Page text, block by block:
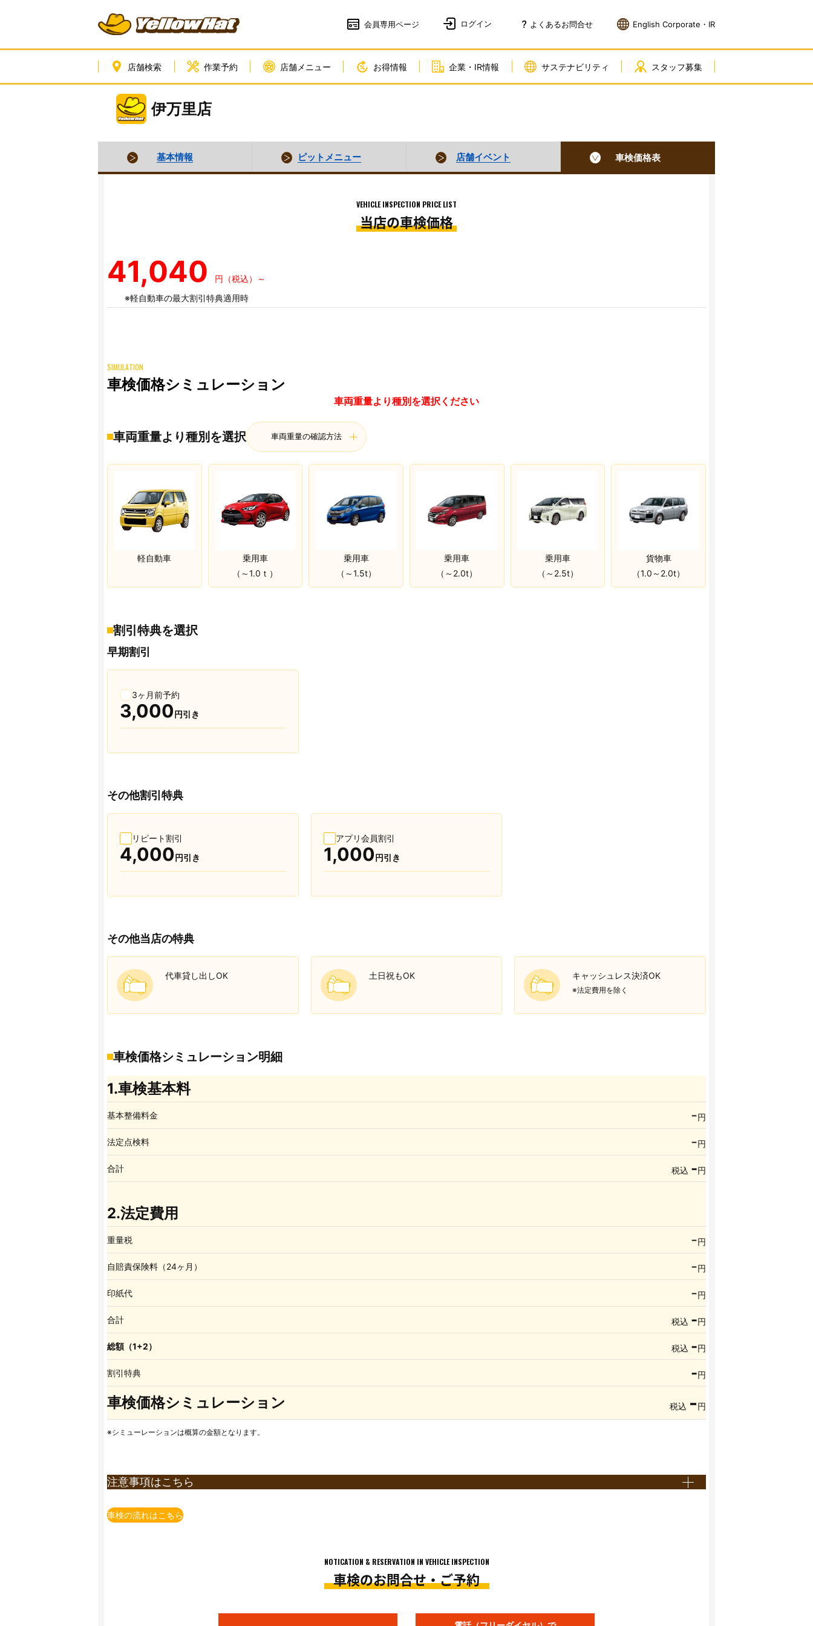
会員専用ページ よくあるお問合せ English Corporate・IR
店舗検索 作業予約 店舗メニュー お得情報 企業・IR情報 サステナビリティ スタッフ募集
伊万里店
基本情報 ピットメニュー 店舗イベント 車検価格表
VEHICLE INSPECTION PRICE LIST
当店の車検価格
41,040
円（税込）～
※軽自動車の最大割引特典適用時
SIMULATION
車検価格シミュレーション
車両重量より種別を選択ください
車両重量より種別を選択 車両重量の確認方法
軽自動車
乗用車
（～1.0ｔ）
乗用車
（～1.5t）
乗用車
（～2.0t）
乗用車
（～2.5t）
貨物車
（1.0～2.0t）
割引特典を選択
早期割引
3ヶ月前予約
3,000円引き
その他割引特典
リピート割引
4,000円引き
アプリ会員割引
1,000円引き
その他当店の特典
代車貸し出しOK 土日祝もOK キャッシュレス決済OK
※法定費用を除く
車検価格シミュレーション明細
1.車検基本料
基本整備料金 -円
法定点検料 -円
合計 税込 -円
2.法定費用
重量税 -円
自賠責保険料（24ヶ月） -円
印紙代 -円
合計 税込 -円
総額（1+2） 税込 -円
割引特典 -円
車検価格シミュレーション 税込 -円
※シミューレーションは概算の金額となります。
注意事項はこちら
※上記価格は国産車かつ当店での価格となります。店舗により価格が異なりますので予めご了承ください。
追加整備等を含めた概算金額は、店舗でお車の状態を確認させて頂いた上で、ご案内いたします。
車検の流れはこちら
NOTICATION & RESERVATION IN VEHICLE INSPECTION
車検のお問合せ・ご予約